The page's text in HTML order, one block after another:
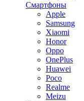
Смартфоны
Apple
Samsung
Xiaomi
Honor
Oppo
OnePlus
Huawei
Poco
Realme
Meizu